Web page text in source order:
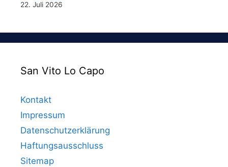
22. Juli 2026
San Vito Lo Capo
Kontakt
Impressum
Datenschutzerklärung
Haftungsausschluss
Sitemap